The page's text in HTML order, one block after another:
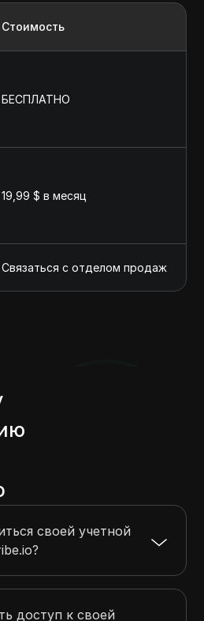
Стоимость
БЕСПЛАТНО
19,99 $ в месяц
Связаться с отделом продаж
своей учетной
доступ к своей